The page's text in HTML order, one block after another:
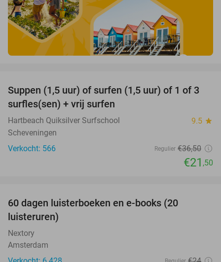
41%
Suppen (1,5 uur) of surfen (1,5 uur) of 1 of 3
surfles(sen) + vrij surfen
Hartbeach Quiksilver Surfschool 9.5 star
Scheveningen
Verkocht: 566
Regulier €36,50
€21 ,50
60 dagen luisterboeken en e-books (20
luisteruren)
Nextory
Amsterdam